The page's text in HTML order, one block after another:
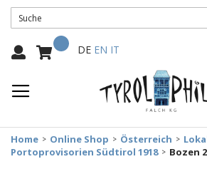
Mein Warenkorb
Select
DE EN IT
Home Online Shop Österreich
Portoprovisorien Südtirol 1918
Bozen 2